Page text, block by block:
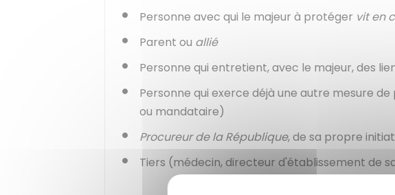
Personne avec qui le majeur à protéger vit en
Parent ou allié
Personne qui entretient, avec le majeur, des
Personne qui exerce déjà une autre mesure
ou mandataire)
Procureur de la République, de sa propre
Tiers (médecin, directeur d'établissement de